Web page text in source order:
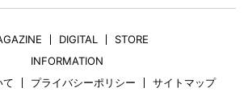
DIGITAL
STORE
INFORMATION
て
プライバシーポリシー サイトマップ